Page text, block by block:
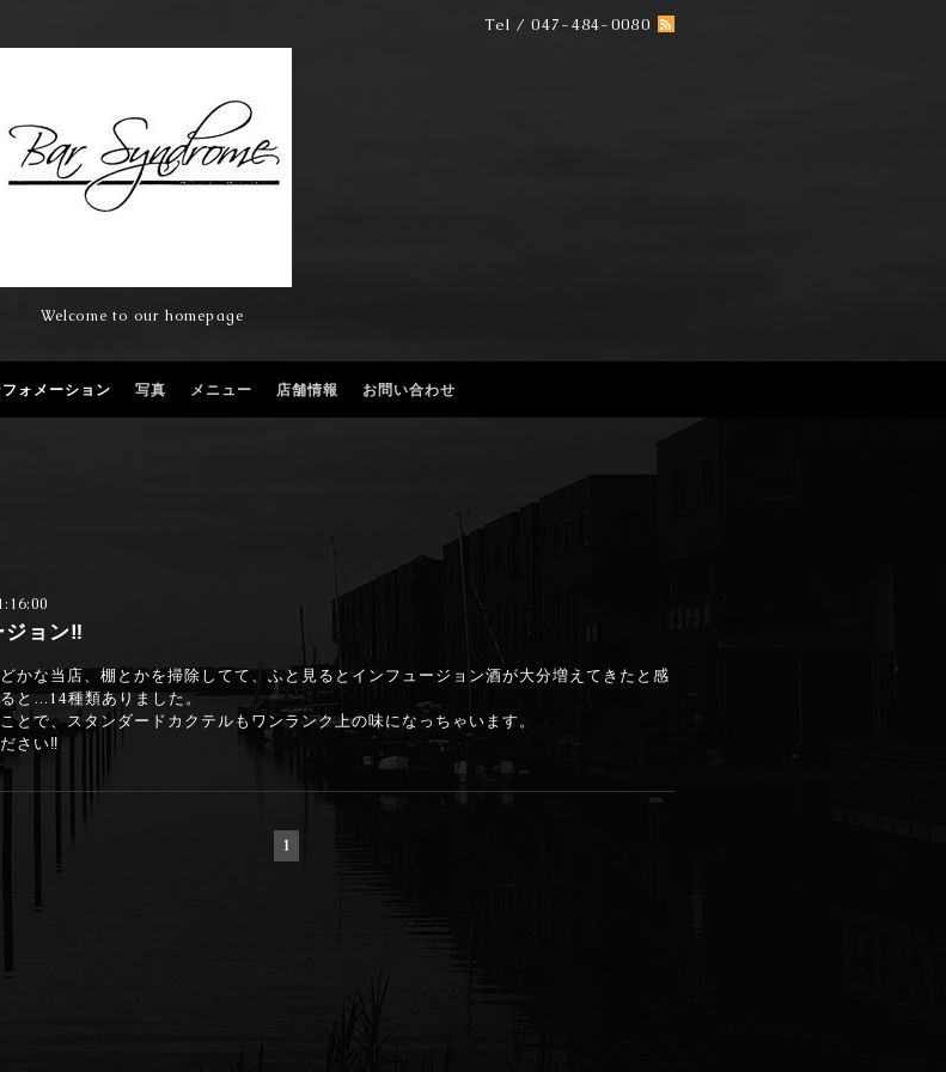
Tel / 047-484-0080
Welcome to our homepage
ォメーション 写真 メニュー 店舗情報 お問い合わせ
ョン‼
かな当店、棚とかを掃除してて、ふと見るとインフュージョン酒が大分増えてきたと感
と…14種類ありました。
とで、スタンダードカクテルもワンランク上の味になっちゃいます。
さい‼
1